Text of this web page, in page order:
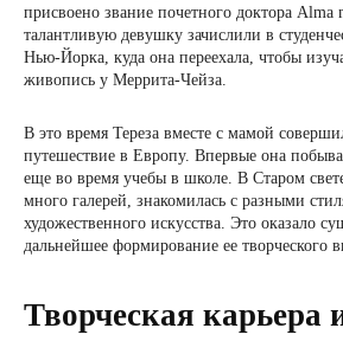
присвоено звание почетного доктора
талантливую девушку зачислили в
Нью-Йорка, куда она переехала, чтобы
живопись у Меррита-Чейза.
В это время Тереза ​​вместе с мамой
путешествие в Европу. Впервые она
еще во время учебы в школе. В Старом
много галерей, знакомилась с разными
художественного искусства. Это оказало
дальнейшее формирование ее творческого
Творческая карьера